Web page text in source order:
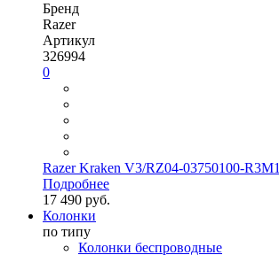
Бренд
Razer
Артикул
326994
0
Razer Kraken V3/RZ04-03750100-R3M1
Подробнее
17 490 руб.
Колонки
по типу
Колонки беспроводные